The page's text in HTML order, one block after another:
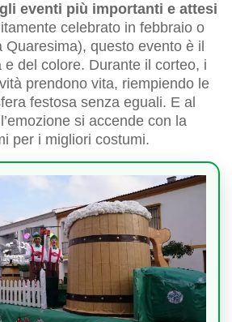
eventi più importanti e attesi
celebrato in febbraio o
questo evento è il
del colore. Durante il corteo, i
prendono vita, riempiendo le
festosa senza eguali. E al
si accende con la
per i migliori costumi.